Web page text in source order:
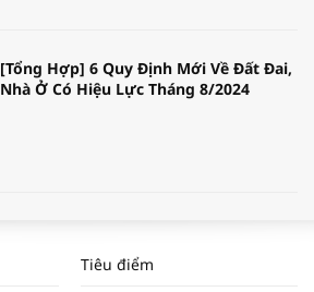
[Tổng Hợp] 6 Quy Định Mới Về Đất Đai,
Nhà Ở Có Hiệu Lực Tháng 8/2024
NAM NĂM 2024 VÀ NĂM 2025 | NHỊP
ĐẬP THỊ TRƯỜNG #62
Tiêu điểm